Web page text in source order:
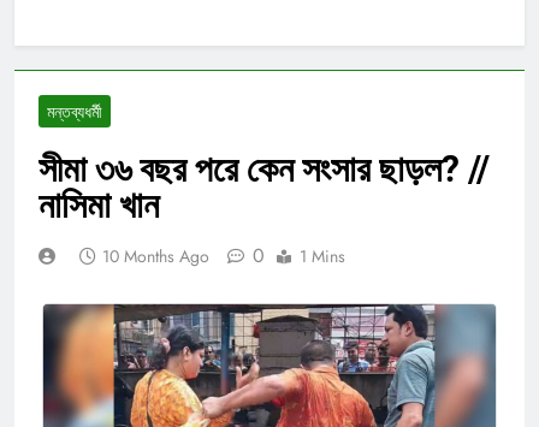
মন্তব্যধর্মী
সীমা ৩৬ বছর পরে কেন সংসার ছাড়ল? //
নাসিমা খান
10 Months Ago 0 1 Mins